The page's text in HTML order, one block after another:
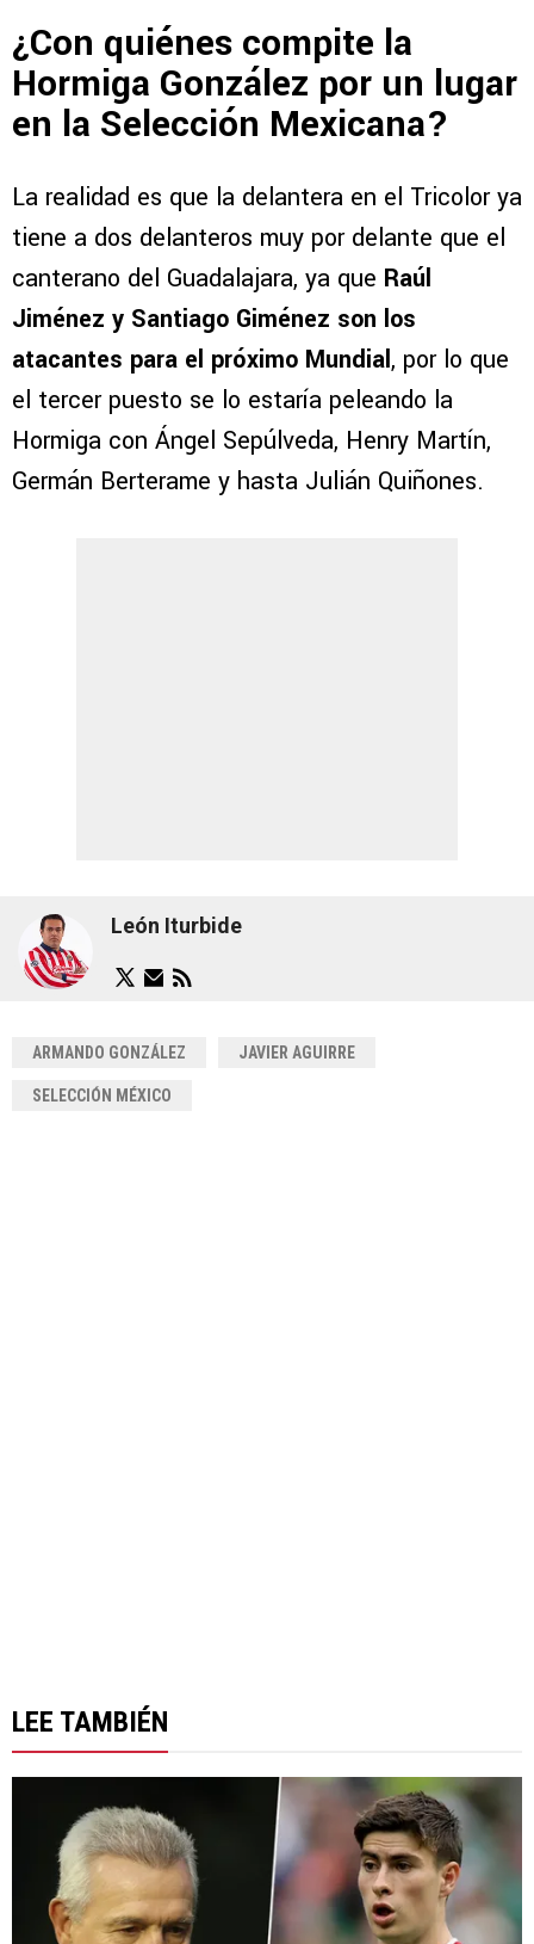
¿Con quiénes compite la
Hormiga González por un lugar
en la Selección Mexicana?
La realidad es que la delantera en el Tricolor ya
tiene a dos delanteros muy por delante que el
canterano del Guadalajara, ya que Raúl
Jiménez y Santiago Giménez son los
atacantes para el próximo Mundial, por lo que
el tercer puesto se lo estaría peleando la
Hormiga con Ángel Sepúlveda, Henry Martín,
Germán Berterame y hasta Julián Quiñones.
León Iturbide
ARMANDO GONZÁLEZ JAVIER AGUIRRE
SELECCIÓN MÉXICO
LEE TAMBIÉN